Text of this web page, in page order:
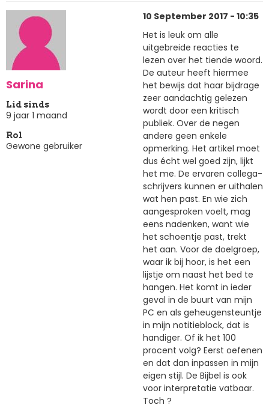
Sarina
Lid sinds
9 jaar 1 maand
Rol
Gewone gebruiker
10 September 2017 - 10:35
Het is leuk om alle
uitgebreide reacties te
lezen over het tiende woord.
De auteur heeft hiermee
het bewijs dat haar bijdrage
zeer aandachtig gelezen
wordt door een kritisch
publiek. Over de negen
andere geen enkele
opmerking. Het artikel moet
dus écht wel goed zijn, lijkt
het me. De ervaren collega-
schrijvers kunnen er uithalen
wat hen past. En wie zich
aangesproken voelt, mag
eens nadenken, want wie
het schoentje past, trekt
het aan. Voor de doelgroep,
waar ik bij hoor, is het een
lijstje om naast het bed te
hangen. Het komt in ieder
geval in de buurt van mijn
PC en als geheugensteuntje
in mijn notitieblock, dat is
handiger. Of ik het 100
procent volg? Eerst oefenen
en dat dan inpassen in mijn
eigen stijl. De Bijbel is ook
voor interpretatie vatbaar.
Toch ?